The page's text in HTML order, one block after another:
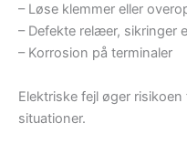
– Løse klemmer eller
– Defekte relæer, sikringer
– Korrosion på terminaler
Elektriske fejl øger
situationer.